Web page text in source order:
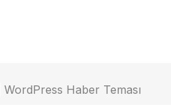
WordPress Haber Teması